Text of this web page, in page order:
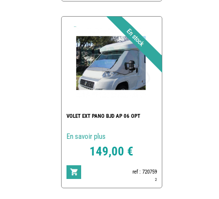
VOLET EXT PANO BJD AP 06 OPT
En savoir plus
149,00 €
ref : 720759
2